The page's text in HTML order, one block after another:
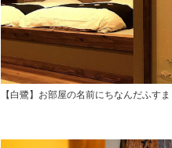
【白鷺】お部屋の名前にちなんだふすま